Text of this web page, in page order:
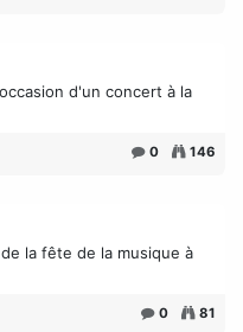
d'un concert à la
0 146
la fête de la musique à
0 81